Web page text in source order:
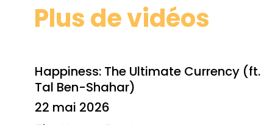
Plus de vidéos
Happiness: The Ultimate Currency (ft.
Tal Ben-Shahar)
22 mai 2026